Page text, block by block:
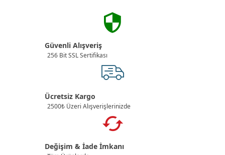
Güvenli Alışveriş
256 Bit SSL Sertifikası
Ücretsiz Kargo
2500₺ Üzeri Alışverişlerinizde
Değişim & İade İmkanı